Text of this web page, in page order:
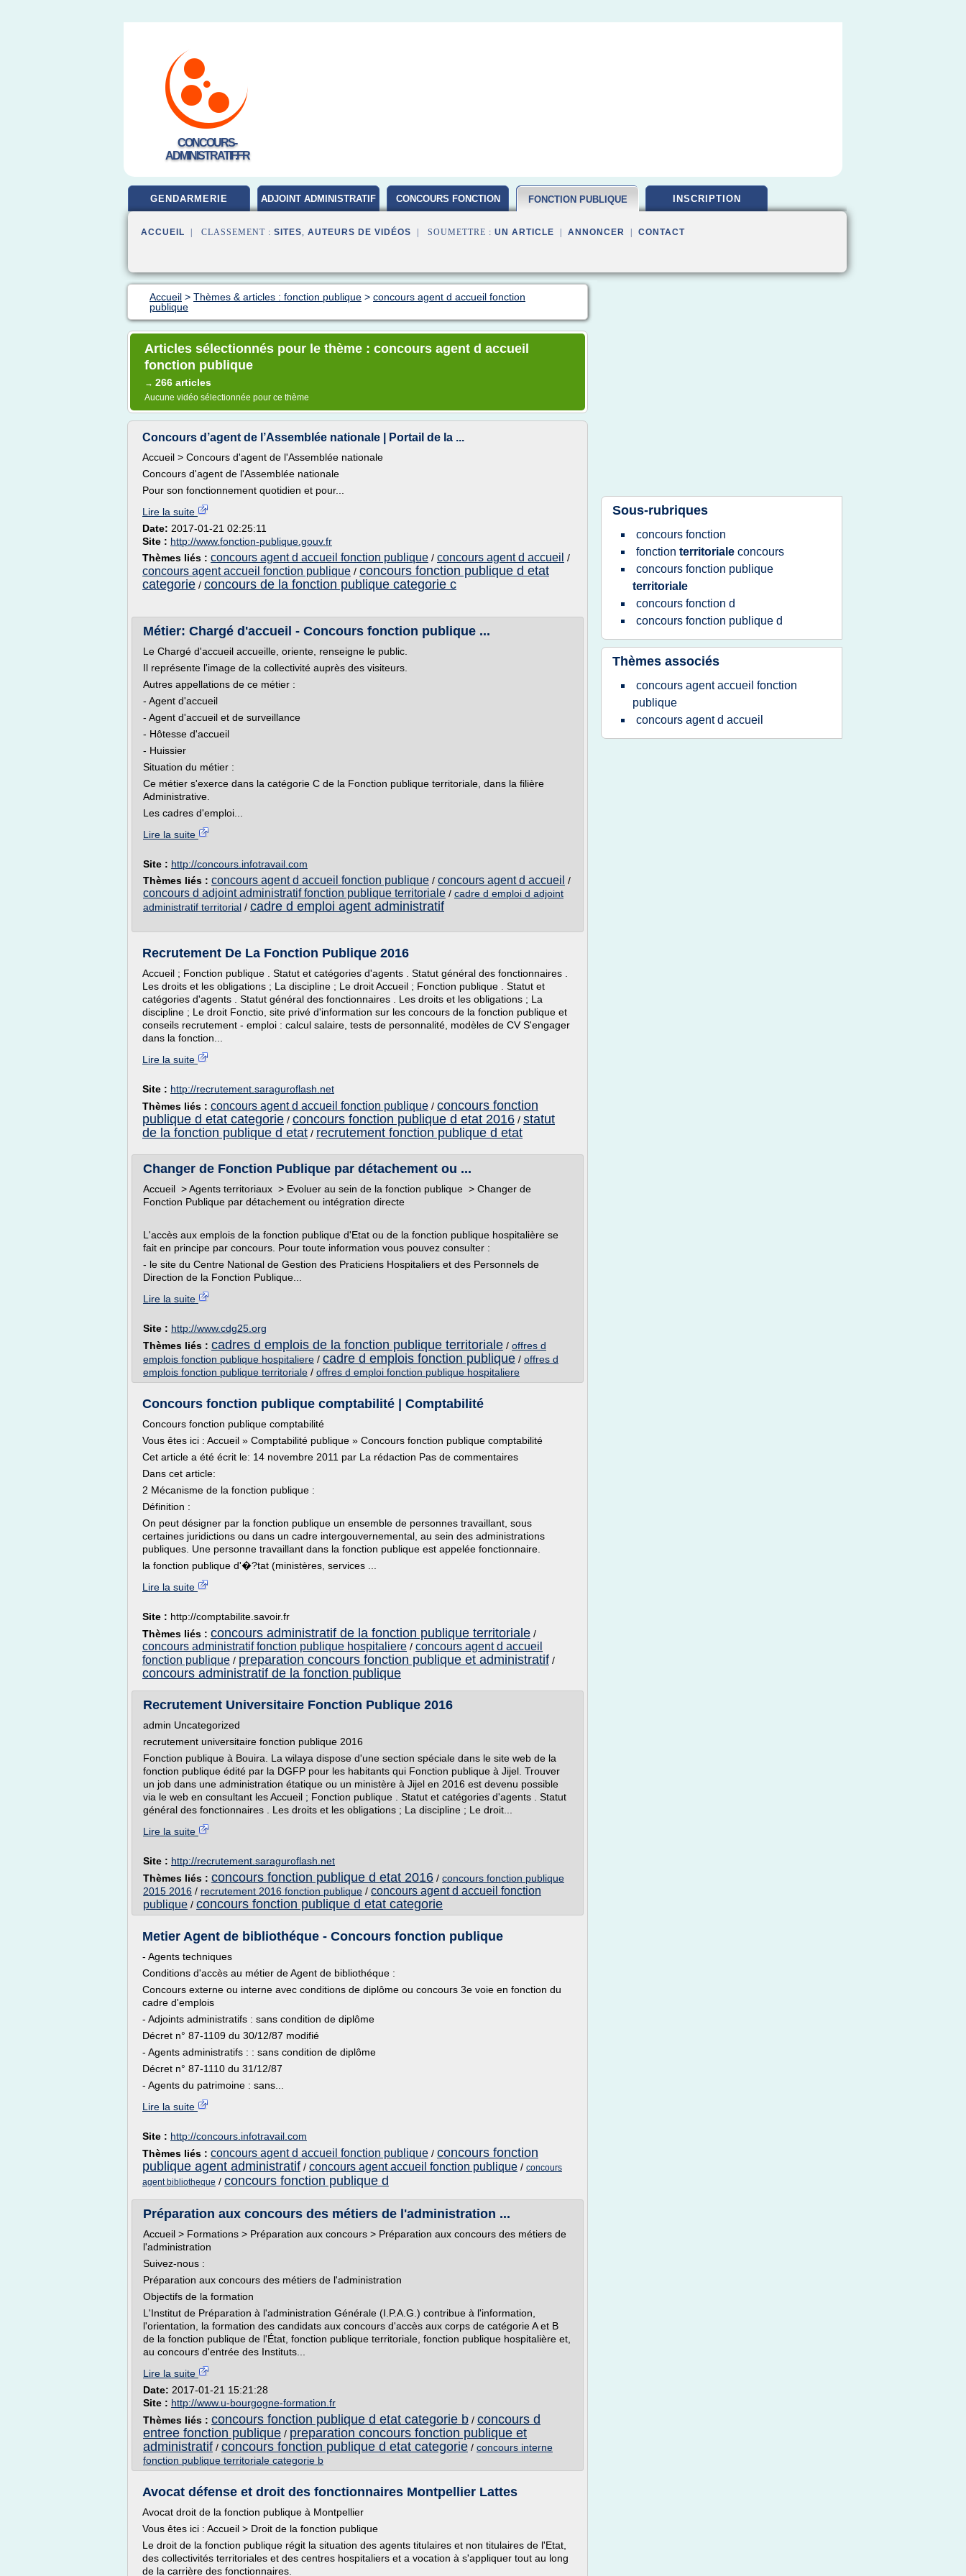
CONCOURS-
ADMINISTRATIF.FR
GENDARMERIE ADJOINT ADMINISTRATIF CONCOURS FONCTION
PUBLIQUE D ETAT 2016
FONCTION PUBLIQUE INSCRIPTION
ACCUEIL | CLASSEMENT : SITES, AUTEURS DE VIDÉOS | SOUMETTRE : UN ARTICLE ANNONCER CONTACT
Accueil > Thèmes & articles : fonction publique > concours agent d accueil fonction
publique
Articles sélectionnés pour le thème : concours agent d accueil
fonction publique
→ 266 articles
Aucune vidéo sélectionnée pour ce thème
Concours d’agent de l’Assemblée nationale | Portail de la ...
Accueil > Concours d'agent de l'Assemblée nationale
Concours d'agent de l'Assemblée nationale
Pour son fonctionnement quotidien et pour...
Lire la suite
Date: 2017-01-21 02:25:11
Site : http://www.fonction-publique.gouv.fr
Thèmes liés : concours agent d accueil fonction publique / concours agent d accueil /
concours agent accueil fonction publique / concours fonction publique d etat
categorie / concours de la fonction publique categorie c
Métier: Chargé d'accueil - Concours fonction publique ...
Le Chargé d'accueil accueille, oriente, renseigne le public.
Il représente l'image de la collectivité auprès des visiteurs.
Autres appellations de ce métier :
- Agent d'accueil
- Agent d'accueil et de surveillance
- Hôtesse d'accueil
- Huissier
Situation du métier :
Ce métier s'exerce dans la catégorie C de la Fonction publique territoriale, dans la filière
Administrative.
Les cadres d'emploi...
Lire la suite
Site : http://concours.infotravail.com
Thèmes liés : concours agent d accueil fonction publique / concours agent d accueil /
concours d adjoint administratif fonction publique territoriale / cadre d emploi d adjoint
administratif territorial / cadre d emploi agent administratif
Recrutement De La Fonction Publique 2016
Accueil ; Fonction publique . Statut et catégories d'agents . Statut général des fonctionnaires .
Les droits et les obligations ; La discipline ; Le droit Accueil ; Fonction publique . Statut et
catégories d'agents . Statut général des fonctionnaires . Les droits et les obligations ; La
discipline ; Le droit Fonctio, site privé d'information sur les concours de la fonction publique et
conseils recrutement - emploi : calcul salaire, tests de personnalité, modèles de CV S'engager
dans la fonction...
Lire la suite
Site : http://recrutement.saraguroflash.net
Thèmes liés : concours agent d accueil fonction publique / concours fonction
publique d etat categorie / concours fonction publique d etat 2016 / statut
de la fonction publique d etat / recrutement fonction publique d etat
Changer de Fonction Publique par détachement ou ...
Accueil > Agents territoriaux > Evoluer au sein de la fonction publique > Changer de
Fonction Publique par détachement ou intégration directe
L'accès aux emplois de la fonction publique d'Etat ou de la fonction publique hospitalière se
fait en principe par concours. Pour toute information vous pouvez consulter :
- le site du Centre National de Gestion des Praticiens Hospitaliers et des Personnels de
Direction de la Fonction Publique...
Lire la suite
Site : http://www.cdg25.org
Thèmes liés : cadres d emplois de la fonction publique territoriale / offres d
emplois fonction publique hospitaliere / cadre d emplois fonction publique / offres d
emplois fonction publique territoriale / offres d emploi fonction publique hospitaliere
Concours fonction publique comptabilité | Comptabilité
Concours fonction publique comptabilité
Vous êtes ici : Accueil » Comptabilité publique » Concours fonction publique comptabilité
Cet article a été écrit le: 14 novembre 2011 par La rédaction Pas de commentaires
Dans cet article:
2 Mécanisme de la fonction publique :
Définition :
On peut désigner par la fonction publique un ensemble de personnes travaillant, sous
certaines juridictions ou dans un cadre intergouvernemental, au sein des administrations
publiques. Une personne travaillant dans la fonction publique est appelée fonctionnaire.
la fonction publique d'�?tat (ministères, services ...
Lire la suite
Site : http://comptabilite.savoir.fr
Thèmes liés : concours administratif de la fonction publique territoriale /
concours administratif fonction publique hospitaliere / concours agent d accueil
fonction publique / preparation concours fonction publique et administratif /
concours administratif de la fonction publique
Recrutement Universitaire Fonction Publique 2016
admin Uncategorized
recrutement universitaire fonction publique 2016
Fonction publique à Bouira. La wilaya dispose d'une section spéciale dans le site web de la
fonction publique édité par la DGFP pour les habitants qui Fonction publique à Jijel. Trouver
un job dans une administration étatique ou un ministère à Jijel en 2016 est devenu possible
via le web en consultant les Accueil ; Fonction publique . Statut et catégories d'agents . Statut
général des fonctionnaires . Les droits et les obligations ; La discipline ; Le droit...
Lire la suite
Site : http://recrutement.saraguroflash.net
Thèmes liés : concours fonction publique d etat 2016 / concours fonction publique
2015 2016 / recrutement 2016 fonction publique / concours agent d accueil fonction
publique / concours fonction publique d etat categorie
Metier Agent de bibliothéque - Concours fonction publique
- Agents techniques
Conditions d'accès au métier de Agent de bibliothéque :
Concours externe ou interne avec conditions de diplôme ou concours 3e voie en fonction du
cadre d'emplois
- Adjoints administratifs : sans condition de diplôme
Décret n° 87-1109 du 30/12/87 modifié
- Agents administratifs : : sans condition de diplôme
Décret n° 87-1110 du 31/12/87
- Agents du patrimoine : sans...
Lire la suite
Site : http://concours.infotravail.com
Thèmes liés : concours agent d accueil fonction publique / concours fonction
publique agent administratif / concours agent accueil fonction publique / concours
agent bibliotheque / concours fonction publique d
Préparation aux concours des métiers de l'administration ...
Accueil > Formations > Préparation aux concours > Préparation aux concours des métiers de
l'administration
Suivez-nous :
Préparation aux concours des métiers de l'administration
Objectifs de la formation
L'Institut de Préparation à l'administration Générale (I.P.A.G.) contribue à l'information,
l'orientation, la formation des candidats aux concours d'accès aux corps de catégorie A et B
de la fonction publique de l'État, fonction publique territoriale, fonction publique hospitalière et,
au concours d'entrée des Instituts...
Lire la suite
Date: 2017-01-21 15:21:28
Site : http://www.u-bourgogne-formation.fr
Thèmes liés : concours fonction publique d etat categorie b / concours d
entree fonction publique / preparation concours fonction publique et
administratif / concours fonction publique d etat categorie / concours interne
fonction publique territoriale categorie b
Avocat défense et droit des fonctionnaires Montpellier Lattes
Avocat droit de la fonction publique à Montpellier
Vous êtes ici : Accueil > Droit de la fonction publique
Le droit de la fonction publique régit la situation des agents titulaires et non titulaires de l'Etat,
des collectivités territoriales et des centres hospitaliers et a vocation à s'appliquer tout au long
de la carrière des fonctionnaires.
Sous-rubriques
concours fonction
fonction territoriale concours
concours fonction publique
territoriale
concours fonction d
concours fonction publique d
Thèmes associés
concours agent accueil fonction
publique
concours agent d accueil